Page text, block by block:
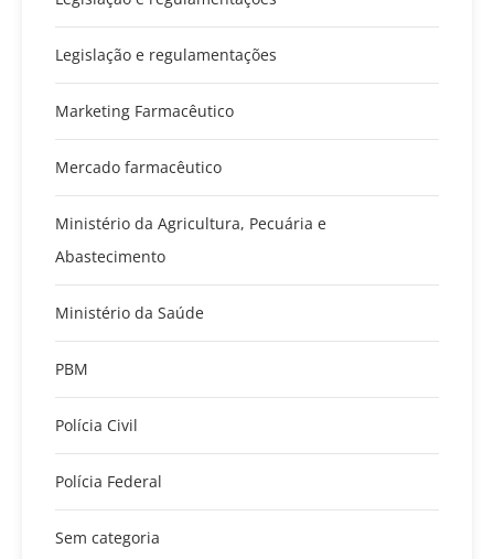
Legislação e regulamentações
Marketing Farmacêutico
Mercado farmacêutico
Ministério da Agricultura, Pecuária e
Abastecimento
Ministério da Saúde
PBM
Polícia Civil
Polícia Federal
Sem categoria